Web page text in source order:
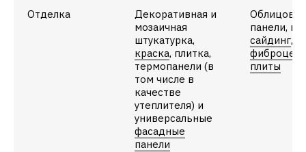
Отделка
Декоративная и
мозаичная
штукатурка,
краска, плитка,
термопанели (в
том числе в
качестве
утеплителя) и
универсальные
фасадные
панели
панели,
сайдинг,
плиты